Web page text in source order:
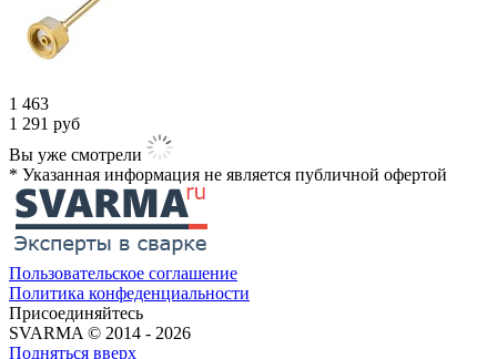
1 463
1 291 руб
Вы уже смотрели
* Указанная информация не является публичной офертой​
Пользовательское соглашение
Политика конфеденциальности
Присоединяйтесь
SVARMA © 2014 - 2026
Подняться вверх